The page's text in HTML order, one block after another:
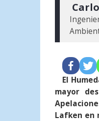
El
mayor
Lafken en